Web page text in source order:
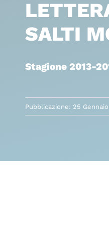
SALTI
Stagione 2013-
Pubblicazione: 25 Gennaio